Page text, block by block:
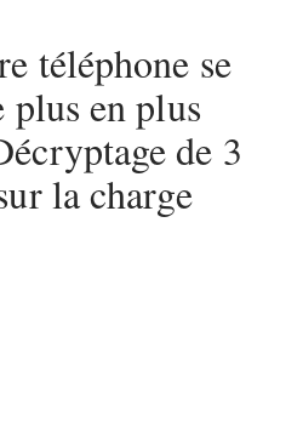
téléphone se
en plus
de 3
la charge